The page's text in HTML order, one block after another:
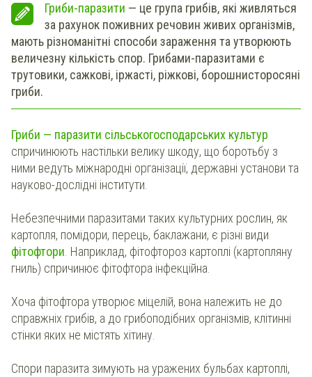
Гриби-паразити — це група грибів, які живляться
за рахунок поживних речовин живих організмів,
мають різноманітні способи зараження та утворюють
величезну кількість спор. Грибами-паразитами є
трутовики, сажкові, іржасті, ріжкові, борошнисторосяні
гриби.
Гриби — паразити сільськогосподарських культур
спричинюють настільки велику шкоду, що боротьбу з
ними ведуть міжнародні організації, державні установи та
науково-дослідні інститути.
Небезпечними паразитами таких культурних рослин, як
картопля, помідори, перець, баклажани, є різні види
фітофтори. Наприклад, фітофтороз картоплі (картопляну
гниль) спричинює фітофтора інфекційна.
Хоча фітофтора утворює міцелій, вона належить не до
справжніх грибів, а до грибоподібних організмів, клітинні
стінки яких не містять хітину.
Спори паразита зимують на уражених бульбах картоплі,